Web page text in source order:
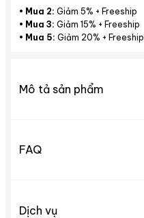
• Mua 2: Giảm 5% + Freeship
• Mua 3: Giảm 15% + Freeship
• Mua 5: Giảm 20% + Freeship
Mô tả sản phẩm
FAQ
Dịch vụ